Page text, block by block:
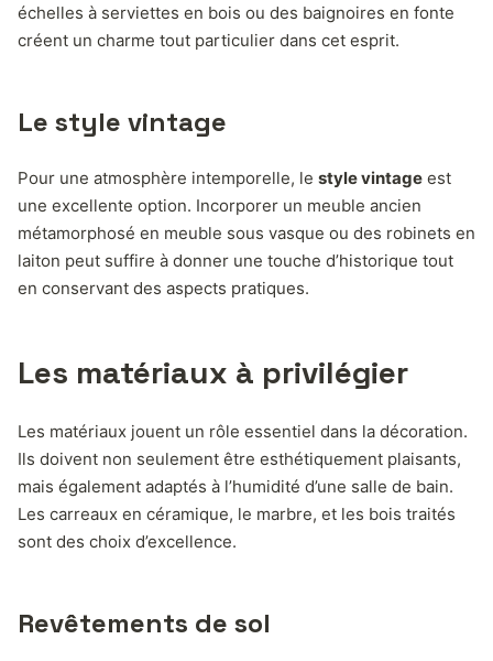
échelles à serviettes en bois ou des baignoires en fonte
créent un charme tout particulier dans cet esprit.
Le style vintage
Pour une atmosphère intemporelle, le style vintage est
une excellente option. Incorporer un meuble ancien
métamorphosé en meuble sous vasque ou des robinets en
laiton peut suffire à donner une touche d’historique tout
en conservant des aspects pratiques.
Les matériaux à privilégier
Les matériaux jouent un rôle essentiel dans la décoration.
Ils doivent non seulement être esthétiquement plaisants,
mais également adaptés à l’humidité d’une salle de bain.
Les carreaux en céramique, le marbre, et les bois traités
sont des choix d’excellence.
Revêtements de sol